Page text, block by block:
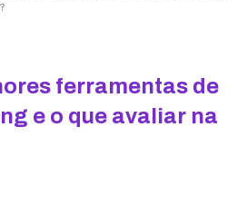
ferramentas de
e o que avaliar na